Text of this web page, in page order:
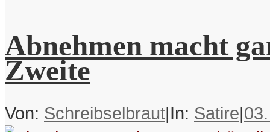
Abnehmen macht
Zweite
Von: Schreibselbraut|In: Satire|